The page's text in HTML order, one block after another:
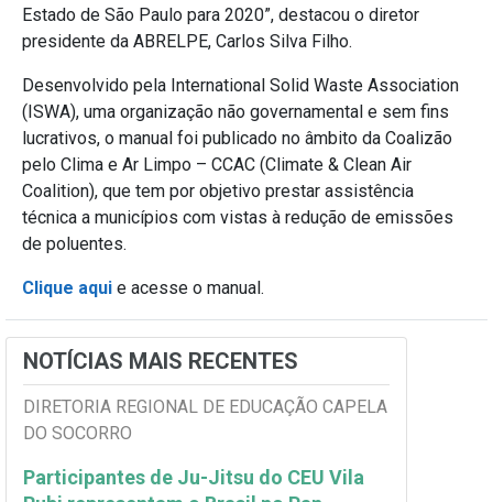
Estado de São Paulo para 2020”, destacou o diretor
presidente da ABRELPE, Carlos Silva Filho.
Desenvolvido pela International Solid Waste Association
(ISWA), uma organização não governamental e sem fins
lucrativos, o manual foi publicado no âmbito da Coalizão
pelo Clima e Ar Limpo – CCAC (Climate & Clean Air
Coalition), que tem por objetivo prestar assistência
técnica a municípios com vistas à redução de emissões
de poluentes.
Clique aqui e acesse o manual.
NOTÍCIAS MAIS RECENTES
DIRETORIA REGIONAL DE EDUCAÇÃO CAPELA
DO SOCORRO
Participantes de Ju-Jitsu do CEU Vila